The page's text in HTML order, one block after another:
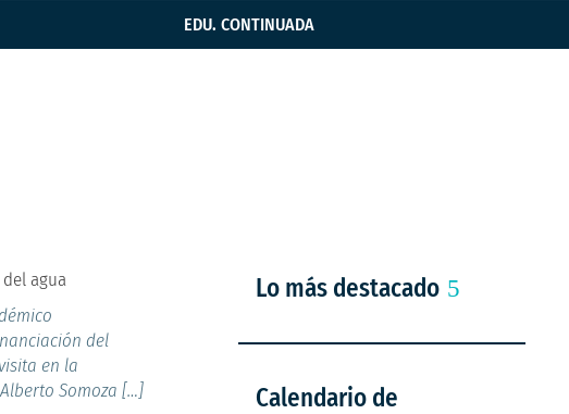
EDU. CONTINUADA
agua
del
en la
Somoza […]
Lo más destacado
Calendario de